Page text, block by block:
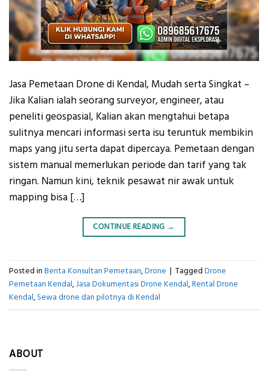
Jasa Pemetaan Drone di Kendal, Mudah serta Singkat –
Jika Kalian ialah seorang surveyor, engineer, atau
peneliti geospasial, Kalian akan mengtahui betapa
sulitnya mencari informasi serta isu teruntuk membikin
maps yang jitu serta dapat dipercaya. Pemetaan dengan
sistem manual memerlukan periode dan tarif yang tak
ringan. Namun kini, teknik pesawat nir awak untuk
mapping bisa […]
CONTINUE READING →
Posted in Berita Konsultan Pemetaan,Drone | Tagged Drone
Pemetaan Kendal,Jasa Dokumentasi Drone Kendal,Rental Drone
Kendal,Sewa drone dan pilotnya di Kendal
ABOUT